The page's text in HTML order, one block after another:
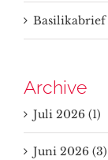
Basilikabrief
Archive
Juli 2026 (1)
Juni 2026 (3)